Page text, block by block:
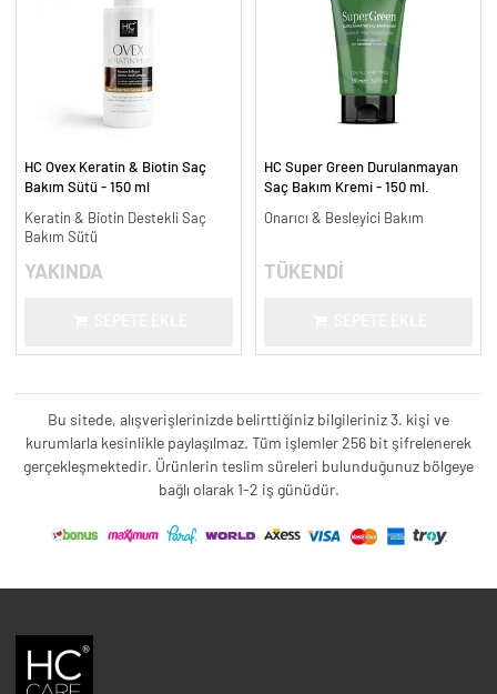
HC Ovex Keratin & Biotin Saç
Bakım Sütü - 150 ml
Keratin & Biotin Destekli Saç
Bakım Sütü
YAKINDA
HC Super Green Durulanmayan
Saç Bakım Kremi - 150 ml.
Onarıcı & Besleyici Bakım
TÜKENDİ
Bu sitede, alışverişlerinizde belirttiğiniz bilgileriniz 3. kişi ve
kurumlarla kesinlikle paylaşılmaz. Tüm işlemler 256 bit şifrelenerek
gerçekleşmektedir. Ürünlerin teslim süreleri bulunduğunuz bölgeye
bağlı olarak 1-2 iş günüdür.